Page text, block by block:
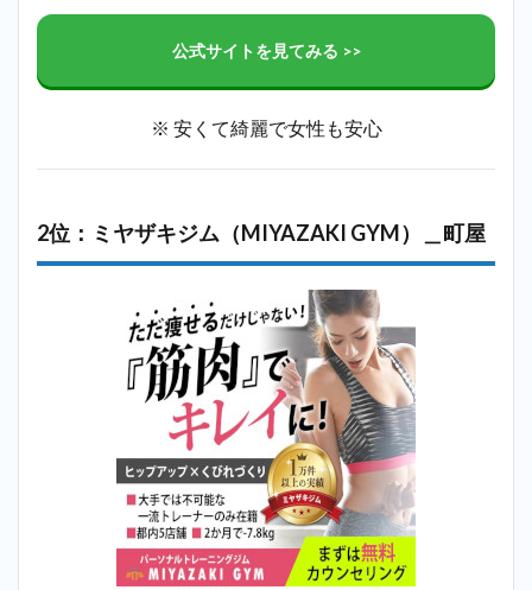
公式サイトを見てみる >>
※ 安くて綺麗で女性も安心
2位：ミヤザキジム（MIYAZAKI GYM）＿町屋